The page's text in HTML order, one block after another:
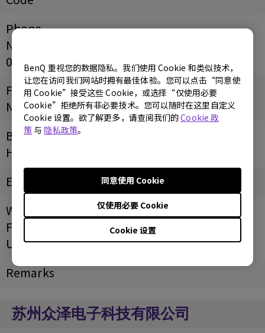
BenQ 重视您的数据隐私。我们使用 Cookie 和类似技术，
让您在访问我们网站时拥有最佳体验。您可以点击“同意使
用 Cookie”接受这些 Cookie，或选择“仅使用必要
Cookie”拒绝所有非必要技术。您可以随时在这里自定义
Cookie 设置。欲了解更多，请查阅我们的Cookie 政
策 与 隐私政策。
Cookie 设置
仅使用必要 Cookie
同意使用 Cookie
Phone
Number
0512-68078800-2448
Fax
Number
Business
Hours
Email
Website/
Facebook
URL
Remarks
苏州众泽电子科技有限公司